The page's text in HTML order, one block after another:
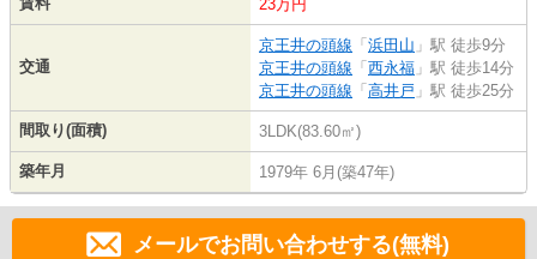
23万円
交通
京王井の頭線 「 浜田山 」駅 徒歩9分
京王井の頭線 「 西永福 」駅 徒歩14分
京王井の頭線 「 高井戸 」駅 徒歩25分
間取り(面積) 3LDK(83.60㎡)
築年月 1979年 6月(築47年)
メールでお問い合わせする(無料)